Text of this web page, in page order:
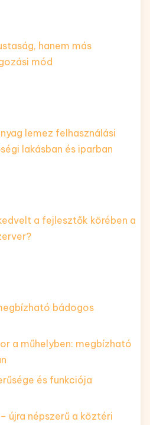
hanem más
mód
lemez felhasználási
lakásban és iparban
a fejlesztők körében a
bádogos
a műhelyben: megbízható
és funkciója
újra népszerű a köztéri